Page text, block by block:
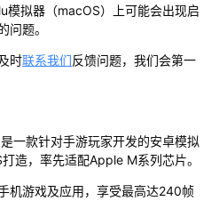
模拟器（macOS）上可能会出现启
问题。
时联系我们反馈问题，我们会第一
一款针对手游玩家开发的安卓模拟
造，率先适配Apple M系列芯片。
机游戏及应用，享受最高达240帧